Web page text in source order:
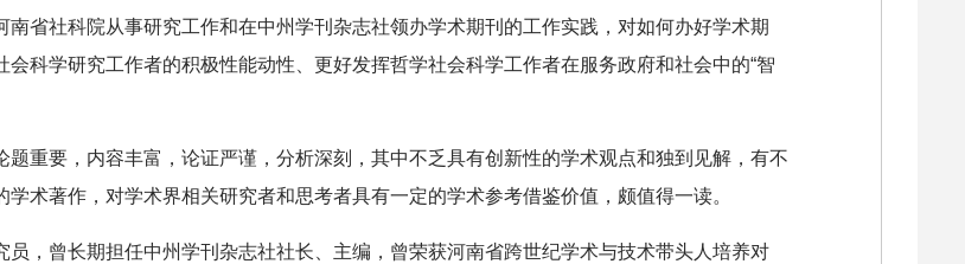
省社科院从事研究工作和在中州学刊杂志社领办学术期刊的工作实践，对如何办好学术期
科学研究工作者的积极性能动性、更好发挥哲学社会科学工作者在服务政府和社会中的“智
题重要，内容丰富，论证严谨，分析深刻，其中不乏具有创新性的学术观点和独到见解，有不
术著作，对学术界相关研究者和思考者具有一定的学术参考借鉴价值，颇值得一读。
员，曾长期担任中州学刊杂志社社长、主编，曾荣获河南省跨世纪学术与技术带头人培养对